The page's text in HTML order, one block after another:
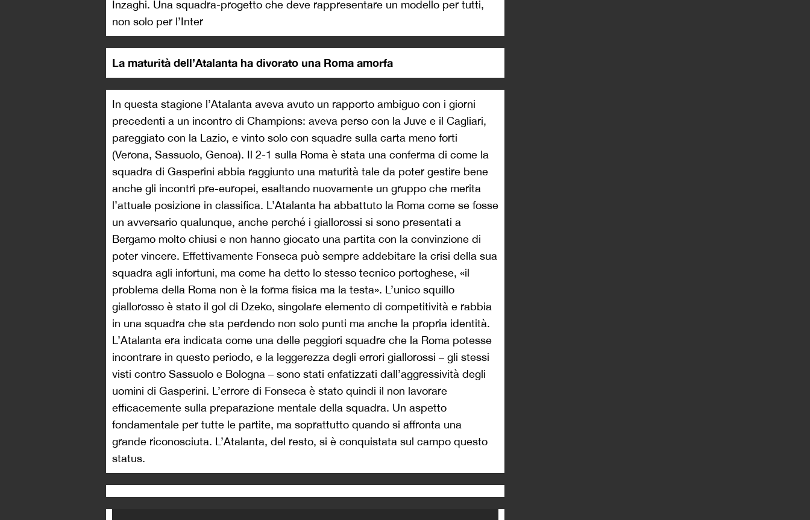
Inzaghi. Una squadra-progetto che deve rappresentare un modello per tutti,
non solo per l’Inter
La maturità dell’Atalanta ha divorato una Roma amorfa
In questa stagione l’Atalanta aveva avuto un rapporto ambiguo con i giorni
precedenti a un incontro di Champions: aveva perso con la Juve e il Cagliari,
pareggiato con la Lazio, e vinto solo con squadre sulla carta meno forti
(Verona, Sassuolo, Genoa). Il 2-1 sulla Roma è stata una conferma di come la
squadra di Gasperini abbia raggiunto una maturità tale da poter gestire bene
anche gli incontri pre-europei, esaltando nuovamente un gruppo che merita
l’attuale posizione in classifica. L’Atalanta ha abbattuto la Roma come se fosse
un avversario qualunque, anche perché i giallorossi si sono presentati a
Bergamo molto chiusi e non hanno giocato una partita con la convinzione di
poter vincere. Effettivamente Fonseca può sempre addebitare la crisi della sua
squadra agli infortuni, ma come ha detto lo stesso tecnico portoghese, «il
problema della Roma non è la forma fisica ma la testa». L’unico squillo
giallorosso è stato il gol di Dzeko, singolare elemento di competitività e rabbia
in una squadra che sta perdendo non solo punti ma anche la propria identità.
L’Atalanta era indicata come una delle peggiori squadre che la Roma potesse
incontrare in questo periodo, e la leggerezza degli errori giallorossi – gli stessi
visti contro Sassuolo e Bologna – sono stati enfatizzati dall’aggressività degli
uomini di Gasperini. L’errore di Fonseca è stato quindi il non lavorare
efficacemente sulla preparazione mentale della squadra. Un aspetto
fondamentale per tutte le partite, ma soprattutto quando si affronta una
grande riconosciuta. L’Atalanta, del resto, si è conquistata sul campo questo
status.